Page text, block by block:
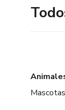
Mascotas